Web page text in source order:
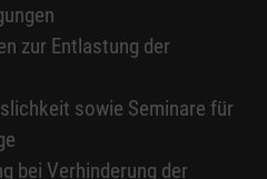
zur Entlastung der
sowie Seminare für
bei Verhinderung der